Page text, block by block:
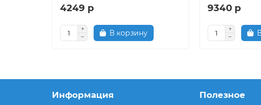
4249 р
В корзину
9340 р
Информация Полезное